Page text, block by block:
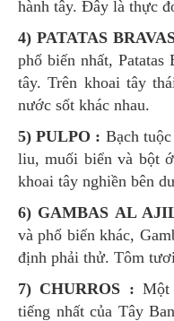
hành tây. Đây là thực
4) PATATAS
phổ biến nhất, Patatas
tây. Trên khoai tây
nước sốt khác nhau.
5) PULPO : Bạch
liu, muối biển và bột
khoai tây nghiền bên
6) GAMBAS AL
và phổ biến khác,
định phải thử. Tôm
7) CHURROS :Một
tiếng nhất của Tây